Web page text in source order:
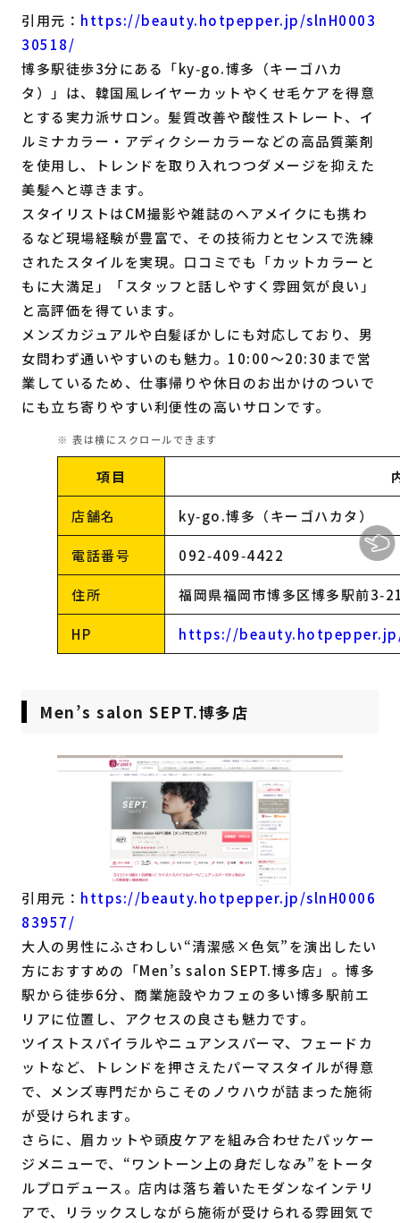
引用元： https://beauty.hotpepper.jp/slnH0003
30518/
博多駅徒歩3分にある「ky‑go.博多（キーゴハカ
タ）」は、韓国風レイヤーカットやくせ毛ケアを得意
とする実力派サロン。髪質改善や酸性ストレート、イ
ルミナカラー・アディクシーカラーなどの高品質薬剤
を使用し、トレンドを取り入れつつダメージを抑えた
美髪へと導きます。
スタイリストはCM撮影や雑誌のヘアメイクにも携わ
るなど現場経験が豊富で、その技術力とセンスで洗練
されたスタイルを実現。口コミでも「カットカラーと
もに大満足」「スタッフと話しやすく雰囲気が良い」
と高評価を得ています。
メンズカジュアルや白髪ぼかしにも対応しており、男
女問わず通いやすいのも魅力。10:00〜20:30まで営
業しているため、仕事帰りや休日のお出かけのついで
にも立ち寄りやすい利便性の高いサロンです。
項目
店舗名 ky‑go.博多（キーゴハカタ）
電話番号 092‑409‑4422
住所 福岡県福岡市博多区博多駅前
HP https://
Men’s salon SEPT.博多店
引用元： https://beauty.hotpepper.jp/slnH0006
83957/
大人の男性にふさわしい“清潔感×色気”を演出したい
方におすすめの「Men’s salon SEPT.博多店」。博多
駅から徒歩6分、商業施設やカフェの多い博多駅前エ
リアに位置し、アクセスの良さも魅力です。
ツイストスパイラルやニュアンスパーマ、フェードカ
ットなど、トレンドを押さえたパーマスタイルが得意
で、メンズ専門だからこそのノウハウが詰まった施術
が受けられます。
さらに、眉カットや頭皮ケアを組み合わせたパッケー
ジメニューで、“ワントーン上の身だしなみ”をトータ
ルプロデュース。店内は落ち着いたモダンなインテリ
アで、リラックスしながら施術が受けられる雰囲気で